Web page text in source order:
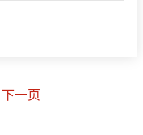
下一页